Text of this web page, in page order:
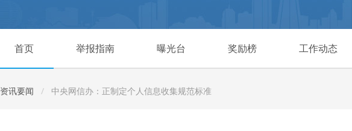
首页 举报指南 曝光台 奖励榜 工作动态
资讯要闻 中央网信办：正制定个人信息收集规范标准